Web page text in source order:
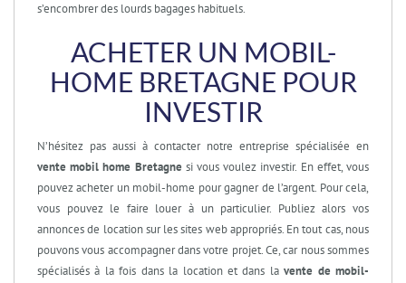
s’encombrer des lourds bagages habituels.
ACHETER UN MOBIL-
HOME BRETAGNE POUR
INVESTIR
N’hésitez pas aussi à contacter notre entreprise spécialisée en
vente mobil home Bretagne si vous voulez investir. En effet, vous
pouvez acheter un mobil-home pour gagner de l’argent. Pour cela,
vous pouvez le faire louer à un particulier. Publiez alors vos
annonces de location sur les sites web appropriés. En tout cas, nous
pouvons vous accompagner dans votre projet. Ce, car nous sommes
spécialisés à la fois dans la location et dans lavente de mobil-